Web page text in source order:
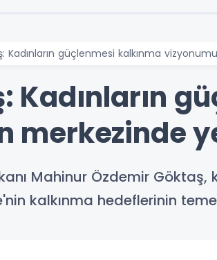
Kadınların güçlenmesi kalkınma
Kadınların
merkezinde
Mahinur Özdemir
kalkınma hedeflerinin